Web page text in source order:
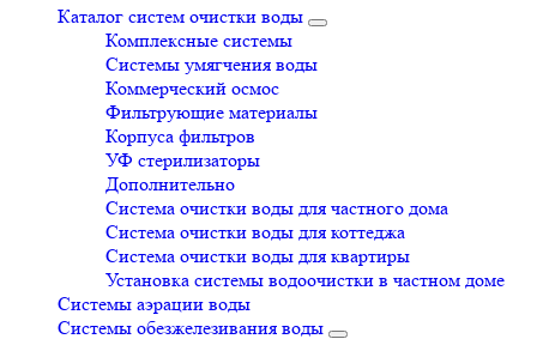
Каталог систем очистки воды
Комплексные системы
Системы умягчения воды
Коммерческий осмос
Фильтрующие материалы
Корпуса фильтров
УФ стерилизаторы
Дополнительно
Система очистки воды для частного дома
Система очистки воды для коттеджа
Система очистки воды для квартиры
Установка системы водоочистки в частном доме
Системы аэрации воды
Системы обезжелезивания воды